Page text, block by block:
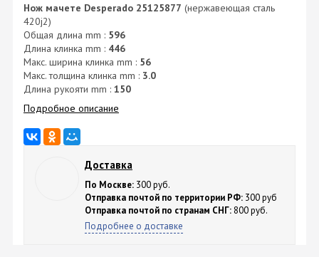
Нож мачете Desperado 25125877 (нержавеющая сталь
420j2)
Общая длина mm : 596
Длина клинка mm : 446
Макс. ширина клинка mm : 56
Макс. толщина клинка mm : 3.0
Длина рукояти mm : 150
Подробное описание
Доставка
По Москве: 300 руб.
Отправка почтой по территории РФ: 300 руб
Отправка почтой по странам СНГ: 800 руб.
Подробнее о доставке